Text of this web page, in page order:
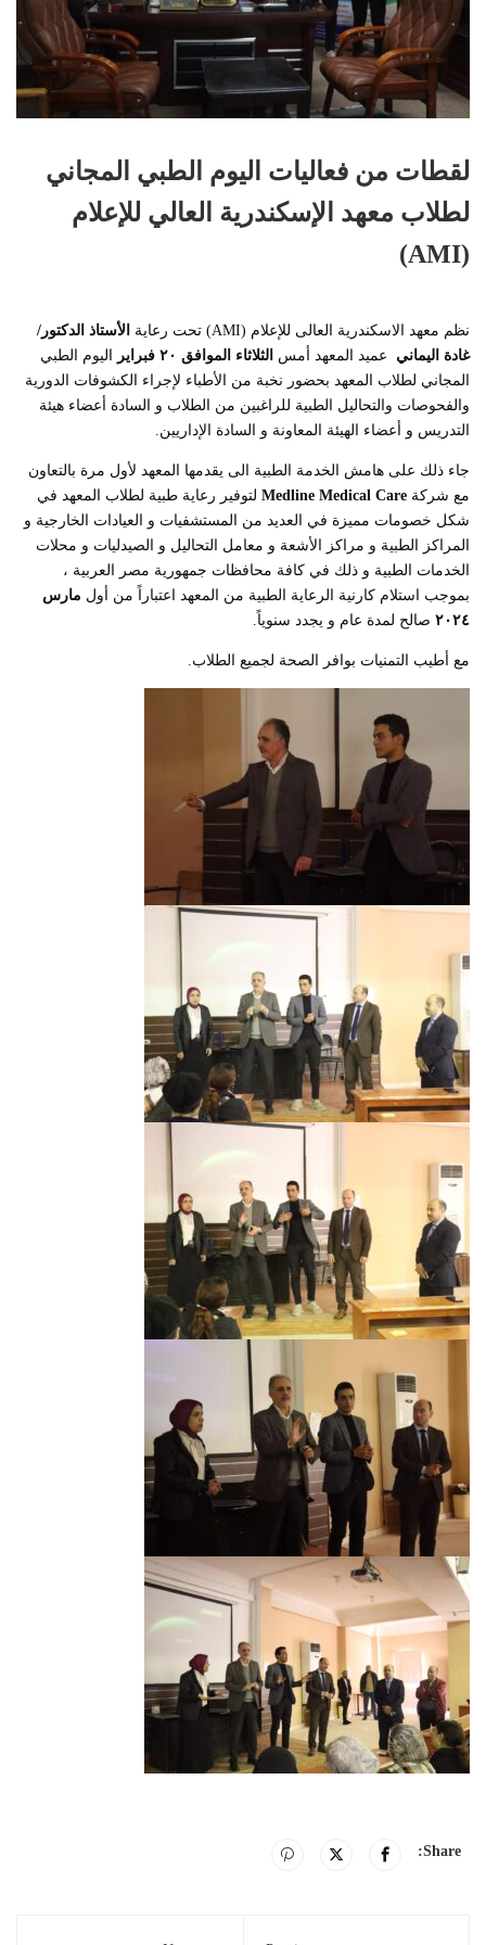
لقطات من فعاليات اليوم الطبي المجاني
لطلاب معهد الإسكندرية العالي للإعلام
(AMI)
نظم معهد الاسكندرية العالى للإعلام (AMI) تحت رعاية
الأستاذ الدكتور/
غادة اليماني عميد المعهد أمس الثلاثاء الموافق ٢٠ فبراير
اليوم الطبي
المجاني لطلاب المعهد بحضور نخبة من الأطباء لإجراء الكشوفات الدورية
والفحوصات والتحاليل الطبية للراغبين من الطلاب و السادة أعضاء هيئة
التدريس و أعضاء الهيئة المعاونة و السادة الإداريين.
جاء ذلك على هامش الخدمة الطبية الى يقدمها المعهد لأول مرة بالتعاون
مع شركة Medline Medical Care لتوفير رعاية طبية لطلاب المعهد في
شكل خصومات مميزة في العديد من المستشفيات و العيادات الخارجية و
المراكز الطبية و مراكز الأشعة و معامل التحاليل و الصيدليات و محلات
الخدمات الطبية و ذلك في كافة محافظات جمهورية مصر العربية ،
بموجب استلام كارنية الرعاية الطبية من المعهد اعتباراً من أول مارس
٢٠٢٤ صالح لمدة عام و يجدد سنوياً.
مع أطيب التمنيات بوافر الصحة لجميع الطلاب.
Share: